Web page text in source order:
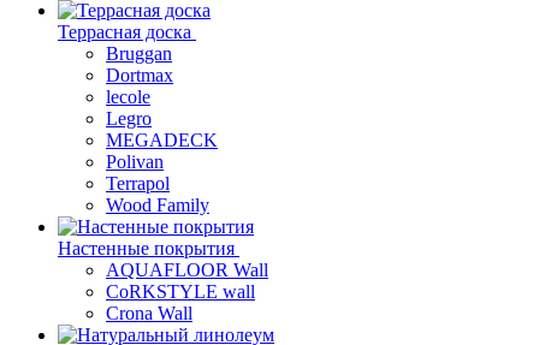
Террасная доска
Bruggan
Dortmax
lecole
Legro
MEGADECK
Polivan
Terrapol
Wood Family
Настенные покрытия
AQUAFLOOR Wall
CoRKSTYLE wall
Crona Wall